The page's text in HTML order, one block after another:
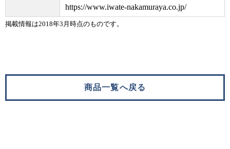
https://www.iwate-nakamuraya.co.jp/
掲載情報は2018年3月時点のものです。
商品一覧へ戻る